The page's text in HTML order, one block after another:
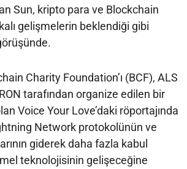
Sun, kripto para ve Blockchain
gelişmelerin beklendiği gibi
Charity Foundation’ı (BCF), ALS
tarafından organize edilen bir
Voice Your Love’daki röportajında
Network protokolünün ve
giderek daha fazla kabul
teknolojisinin gelişeceğine